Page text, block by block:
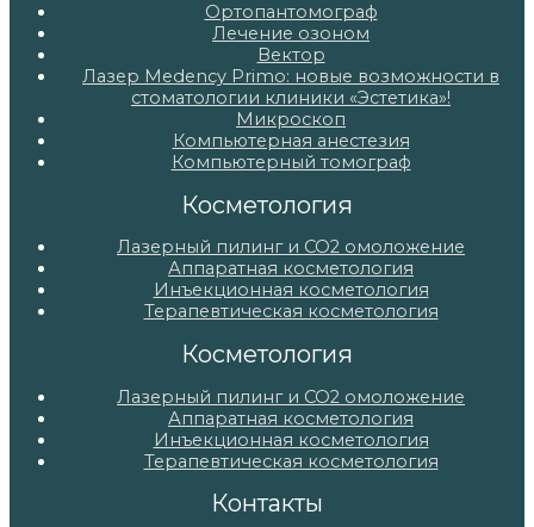
Ортопантомограф
Лечение озоном
Вектор
Лазер Medency Primo: новые возможности в
стоматологии клиники «Эстетика»!
Микроскоп
Компьютерная анестезия
Компьютерный томограф
Косметология
Лазерный пилинг и СО2 омоложение
Аппаратная косметология
Инъекционная косметология
Терапевтическая косметология
Косметология
Лазерный пилинг и СО2 омоложение
Аппаратная косметология
Инъекционная косметология
Терапевтическая косметология
Контакты